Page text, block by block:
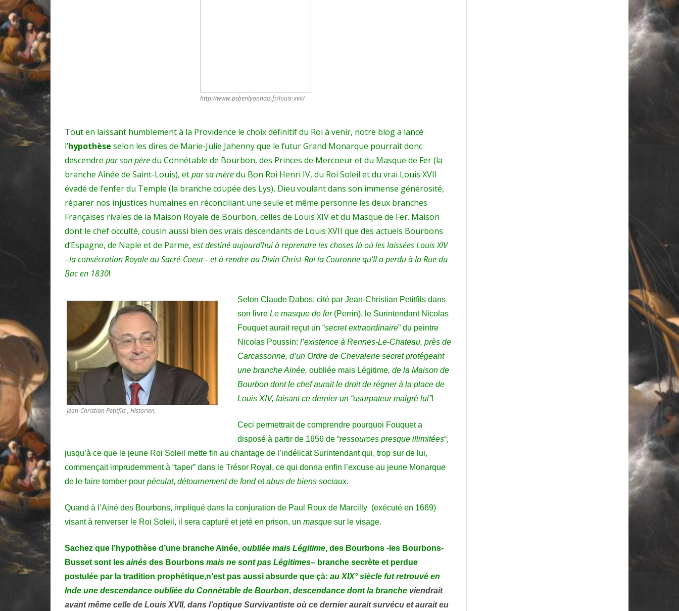
http://www.psbenlyonnais.fr/louis-xvii/
Tout en laissant humblement à la Providence le choix définitif du Roi à venir, notre blog a lancé
l’hypothèse selon les dires de Marie-Julie Jahenny que le futur Grand Monarque pourrait donc
descendre par son pèredu Connétable de Bourbon, des Princes de Mercoeur et du Masque de Fer (la
branche Aînée de Saint-Louis), etpar sa mèredu Bon Roi Henri IV, du Roi Soleil et du vrai Louis XVII
évadé de l’enfer du Temple (la branche coupée des Lys), Dieu voulant dans son immense générosité,
réparer nos injustices humaines en réconciliant une seule et même personne les deux branches
Françaises rivales de la Maison Royale de Bourbon, celles de Louis XIV et du Masque de Fer. Maison
dont le chef occulté, cousin aussi bien des vrais descendants de Louis XVII que des actuels Bourbons
d’Espagne, de Naple et de Parme, est destiné aujourd’hui à reprendre les choses là où les laissées Louis XIV
–la consécration Royale au Sacré-Coeur– et à rendre au Divin Christ-Roi la Couronne qu’Il a perdu à la Rue du
Bac en 1830!
Jean-Christian Petitfils , Historien.
Selon Claude Dabos, cité par Jean-Christian Petitfils dans
son livre Le masque de fer (Perrin), le Surintendant Nicolas
Fouquet aurait reçut un “secret extraordinaire” du peintre
Nicolas Poussin: l’existence à Rennes-Le-Chateau, près de
Carcassonne, d’un Ordre de Chevalerie secret protégeant
une branche Ainée, oubl iée mais Légitime, de la Maison de
Bourbon dont le chef aurait le droit de régner à la place de
Louis XIV, faisant ce dernier un “usurpateur malgré lui”!
Ceci permettrait de comprendre pourquoi Fouquet a
disposé à partir de 1656 de “ressources presque illimitées“,
jusqu’à ce que le jeune Roi Soleil mette fin au chantage de l’indélicat Surintendant qui, trop sur de lui,
commençait imprudemment à “taper” dans le Trésor Royal, ce qui donna enfin l’excuse au jeune Monarque
de le faire tomber pour péculat, détournement de fondetabus de biens sociaux.
Quand à l’Ainé des Bourbons, impliqué dans la conjuration de Paul Roux de Marcilly (exécuté en 1669)
visant à renverser le Roi Soleil, il sera capturé et jeté en prison, un masque sur le visage.
Sachez que l’hypothèse d’une branche Ainée, oubliée mais Légitime, des Bourbons -les Bourbons-
Busset sont les ainés des Bourbons mais ne sont pas Légitimes– branche secrète et perdue
postulée par la tradition prophétique,n’est pas aussi absurde que çà: au XIX° siècle fut retrouvé en
Inde une descendance oubliée du Connétable de Bourbon, descendance dont la branche viendrait
avant même celle de Louis XVII, dans l’optique Survivantiste où ce dernier aurait survécu et aurait eu